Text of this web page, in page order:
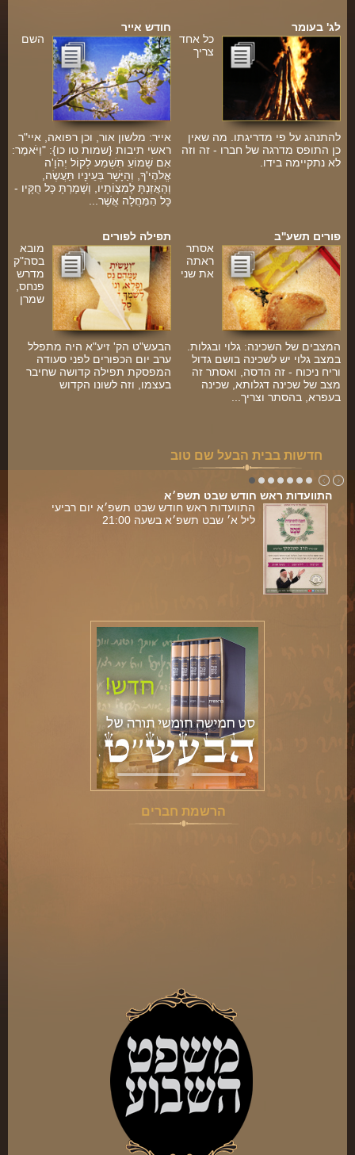
חודש אייר
השם
אייר: מלשון אור, וכן רפואה, איי"ר
ראשי תיבות {שמות טו כו}: "וַיֹּאמֶר:
אִם שָׁמוֹעַ תִּשְׁמַע לְקוֹל יְהֹוָ'ה
אֱלֹהֶי'ךָ, וְהַיָּשָׁר בְּעֵינָיו תַּעֲשֶׂה,
וְהַאֲזַנְתָּ לְמִצְוֹתָיו, וְשָׁמַרְתָּ כָּל חֻקָּיו -
כָּל הַמַּחֲלָה אֲשֶׁר...
לג' בעומר
כל אחד
צריך
להתנהג על פי מדריגתו. מה שאין
כן התופס מדרגה של חברו - זה וזה
לא נתקיימה בידו.
תפילה לפורים
מובא
בסה"ק
מדרש
פנחס,
שמרן
הבעש"ט הק' זיע"א היה מתפלל
ערב יום הכפורים לפני סעודה
המפסקת תפילה קדושה שחיבר
בעצמו, וזה לשונו הקדוש
פורים תשע''ב
אסתר
ראתה
את שני
המצבים של השכינה: גלוי ובגלות.
במצב גלוי יש לשכינה בושם גדול
וריח ניכוח - זה הדסה, ואסתר זה
מצב של שכינה דגלותא, שכינה
בעפרא, בהסתר וצריך...
חדשות בבית הבעל שם טוב
התוועדות ראש חודש שבט תשפ׳א
התוועדות ראש חודש שבט תשפ׳א יום רביעי
ליל א׳ שבט תשפ׳א בשעה 21:00
הרשמת חברים